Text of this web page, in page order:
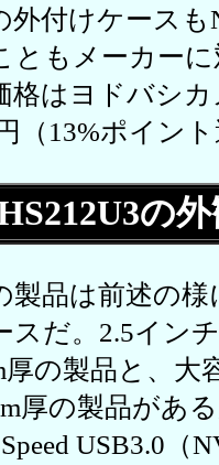
外付けケース
ともメーカー
格はヨドバシ
（13%ポイン
の
品は前述の様
スだ。2.5イン
厚の製品と、
厚の製品があ
Speed USB3.0